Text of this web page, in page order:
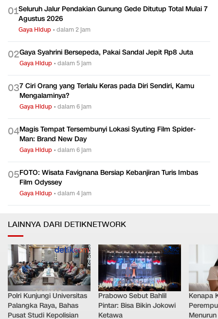
01Seluruh Jalur Pendakian Gunung Gede Ditutup Total Mulai 7
Agustus 2026
Gaya Hidup •dalam 2 jam
02Gaya Syahrini Bersepeda, Pakai Sandal Jepit Rp8 Juta
Gaya Hidup •dalam 5 jam
037 Ciri Orang yang Terlalu Keras pada Diri Sendiri, Kamu
Mengalaminya?
Gaya Hidup •dalam 6 jam
04Magis Tempat Tersembunyi Lokasi Syuting Film Spider-
Man: Brand New Day
Gaya Hidup •dalam 6 jam
05FOTO: Wisata Favignana Bersiap Kebanjiran Turis Imbas
Film Odyssey
Gaya Hidup •dalam 4 jam
LAINNYA DARI DETIKNETWORK
Polri Kunjungi Universitas
Palangka Raya, Bahas
Pusat Studi Kepolisian
Prabowo Sebut Bahlil
Pintar: Bisa Bikin Jokowi
Ketawa
Kenapa